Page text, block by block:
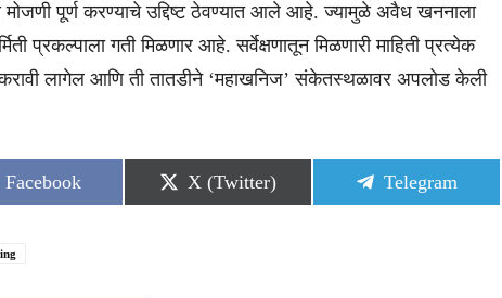
मोजणी पूर्ण करण्याचे उद्दिष्ट ठेवण्यात आले आहे. ज्यामुळे अवैध खननाला
प्रकल्पाला गती मिळणार आहे. सर्वेक्षणातून मिळणारी माहिती प्रत्येक
करावी लागेल आणि ती तातडीने ‘महाखनिज’ संकेतस्थळावर अपलोड केली
Share
on
Facebook
Share
on
X (Twitter)
Share
on
Telegram